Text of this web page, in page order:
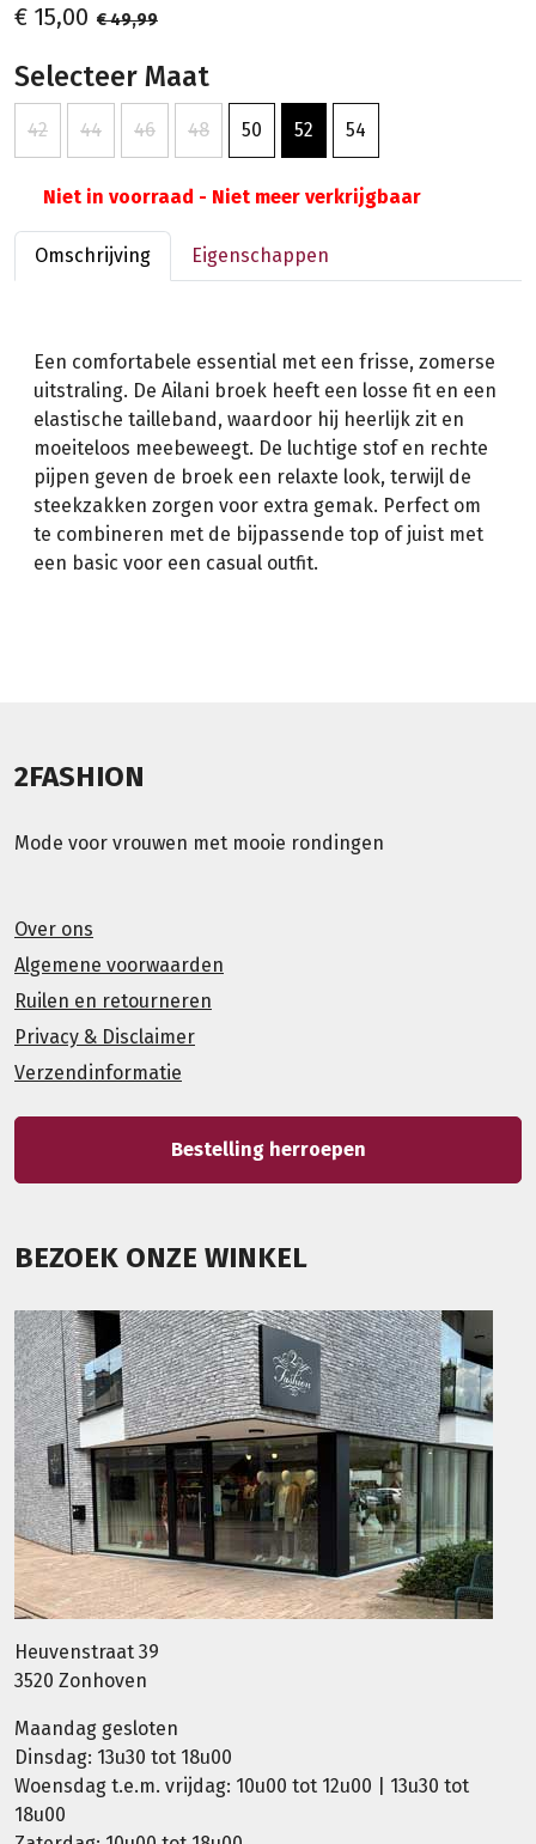
€ 15,00 € 49,99
Selecteer Maat
42 44 46 48 50 52 54
Niet in voorraad - Niet meer verkrijgbaar
Omschrijving Eigenschappen
Een comfortabele essential met een frisse, zomerse
uitstraling. De Ailani broek heeft een losse fit en een
elastische tailleband, waardoor hij heerlijk zit en
moeiteloos meebeweegt. De luchtige stof en rechte
pijpen geven de broek een relaxte look, terwijl de
steekzakken zorgen voor extra gemak. Perfect om
te combineren met de bijpassende top of juist met
een basic voor een casual outfit.
2FASHION
Mode voor vrouwen met mooie rondingen
Over ons
Algemene voorwaarden
Ruilen en retourneren
Privacy & Disclaimer
Verzendinformatie
Bestelling herroepen
BEZOEK ONZE WINKEL
Heuvenstraat 39
3520 Zonhoven
Maandag gesloten
Dinsdag: 13u30 tot 18u00
Woensdag t.e.m. vrijdag: 10u00 tot 12u00 | 13u30 tot
18u00